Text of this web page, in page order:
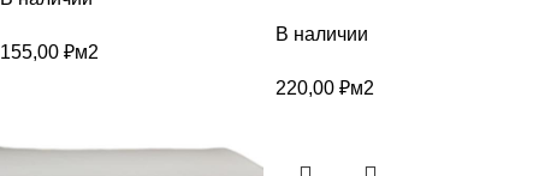
155,00 ₽м2
В наличии
220,00 ₽м2